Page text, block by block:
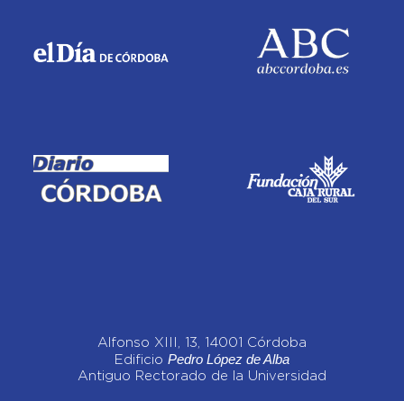
Alfonso XIII, 13, 14001 Córdoba
Edificio Pedro López de Alba
Antiguo Rectorado de la Universidad